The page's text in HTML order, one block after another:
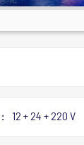
12 + 24 + 220 V